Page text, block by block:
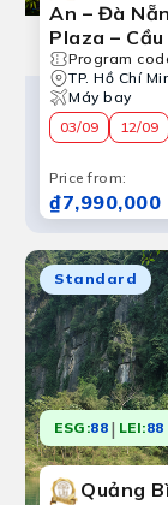
An – Đà
Plaza –
Program
TP. Hồ Chí
Máy bay
03/09
12/09
Price from:
₫7,990,000
Standard
ESG:88 | LEI:88
Quảng